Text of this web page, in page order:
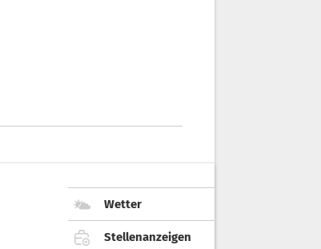
Wetter
Stellenanzeigen